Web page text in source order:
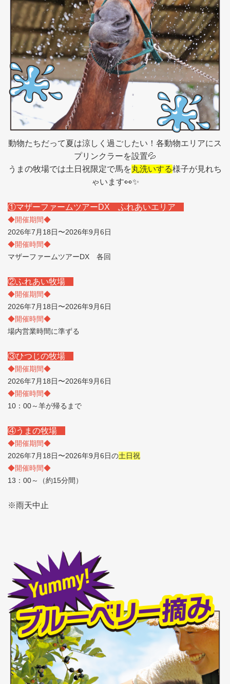
動物たちだって夏は涼しく過ごしたい！各動物エリアにス
プリンクラーを設置💦
うまの牧場では土日祝限定で馬を丸洗いする様子が見れち
ゃいます👀✨
①マザーファームツアーDX ふれあいエリア
◆開催期間◆
2026年7月18日〜2026年9月6日
◆開催時間◆
マザーファームツアーDX 各回
②ふれあい牧場
◆開催期間◆
2026年7月18日〜2026年9月6日
◆開催時間◆
場内営業時間に準ずる
③ひつじの牧場
◆開催期間◆
2026年7月18日〜2026年9月6日
◆開催時間◆
10：00～羊が帰るまで
④うまの牧場
◆開催期間◆
2026年7月18日〜2026年9月6日の土日祝
◆開催時間◆
13：00～（約15分間）
※雨天中止